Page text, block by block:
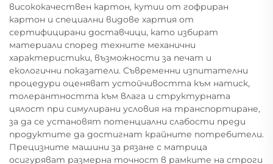
висококачествен картон, кутии от гофриран
картон и специални видове хартия от
сертифицирани доставчици, като избират
материали според техните механични
характеристики, възможности за печат и
екологични показатели. Съвременни изпитателни
процедури оценяват устойчивостта към натиск,
толерантността към влага и структурната
цялост при симулирани условия на транспортиране,
за да се установят потенциални слабости преди
продуктите да достигнат крайните потребители.
Прецизните машини за рязане с матрица
осигуряват размерна точност в рамките на строги